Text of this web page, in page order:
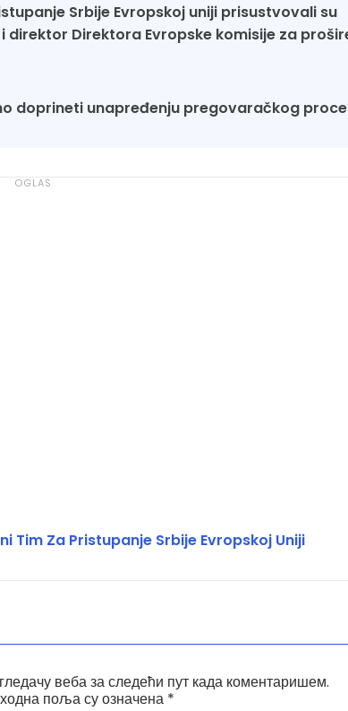
Srbije Evropskoj uniji prisustvovali su
direktor Direktora Evropske komisije za
doprineti unapređenju pregovaračkog
Tim Za Pristupanje Srbije Evropskoj Uniji
поља су означена *
веба за следећи пут када коментаришем.